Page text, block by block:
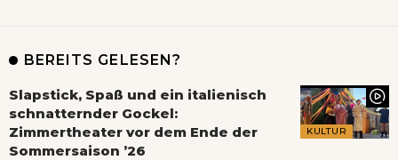
BEREITS GELESEN?
KULTUR
Slapstick, Spaß und ein italienisch
schnatternder Gockel:
Zimmertheater vor dem Ende der
Sommersaison ’26